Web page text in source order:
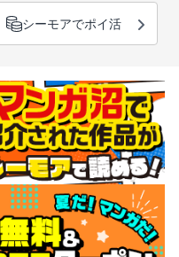
シーモアでポイ活